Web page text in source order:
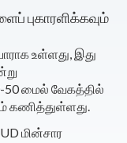
புகாரளிக்கவும்
உள்ளது, இது
50 மைல் வேகத்தில்
கணித்துள்ளது.
மின்சார